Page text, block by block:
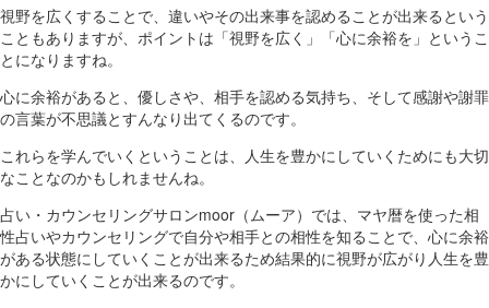
視野を広くすることで、違いやその出来事を認めることが出来るという
こともありますが、ポイントは「視野を広く」「心に余裕を」というこ
とになりますね。
心に余裕があると、優しさや、相手を認める気持ち、そして感謝や謝罪
の言葉が不思議とすんなり出てくるのです。
これらを学んでいくということは、人生を豊かにしていくためにも大切
なことなのかもしれませんね。
占い・カウンセリングサロンmoor（ムーア）では、マヤ暦を使った相
性占いやカウンセリングで自分や相手との相性を知ることで、心に余裕
がある状態にしていくことが出来るため結果的に視野が広がり人生を豊
かにしていくことが出来るのです。